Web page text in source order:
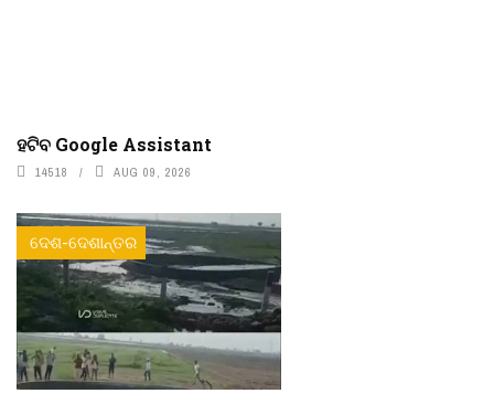
ହଟିବ Google Assistant
14518 AUG 09, 2026
ଦେଶ-ଦେଶାନ୍ତର